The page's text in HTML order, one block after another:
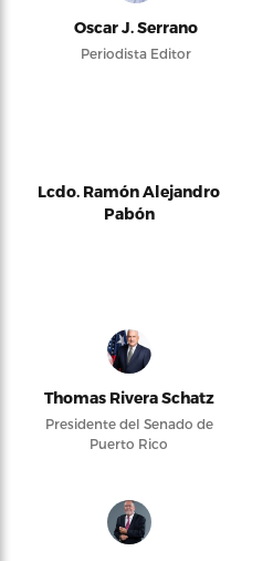
Oscar J. Serrano
Periodista Editor
Lcdo. Ramón Alejandro
Pabón
Thomas Rivera Schatz
Presidente del Senado de
Puerto Rico